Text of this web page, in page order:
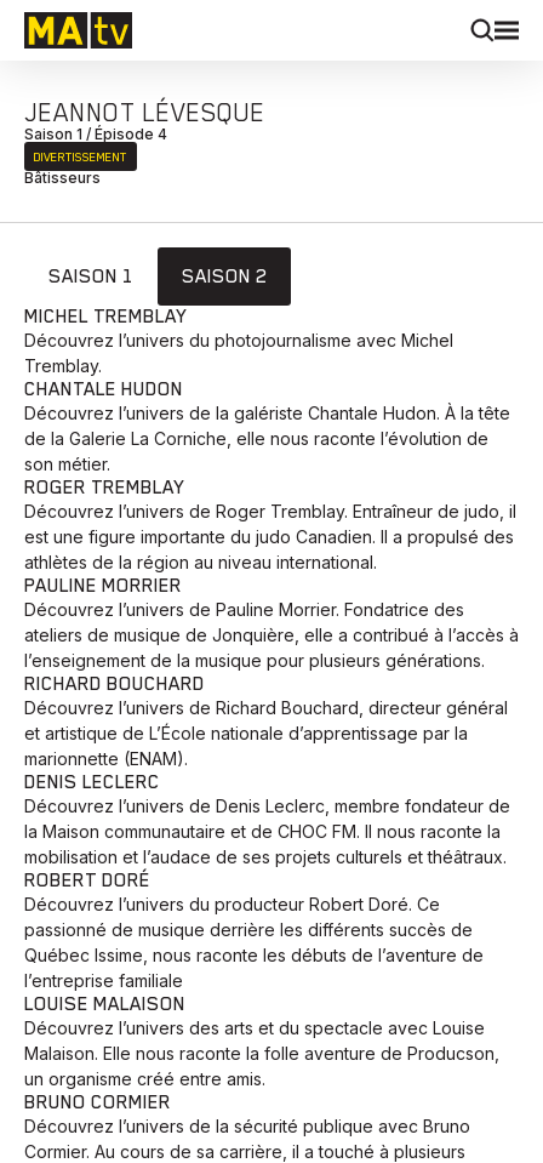
JEANNOT LÉVESQUE
Saison 1 / Épisode 4
DIVERTISSEMENT
Bâtisseurs
SAISON 1
SAISON 2
MICHEL TREMBLAY
Découvrez l’univers du photojournalisme avec Michel
Tremblay.
CHANTALE HUDON
Découvrez l’univers de la galériste Chantale Hudon. À la tête
de la Galerie La Corniche, elle nous raconte l’évolution de
son métier.
ROGER TREMBLAY
Découvrez l’univers de Roger Tremblay. Entraîneur de judo, il
est une figure importante du judo Canadien. Il a propulsé des
athlètes de la région au niveau international.
PAULINE MORRIER
Découvrez l’univers de Pauline Morrier. Fondatrice des
ateliers de musique de Jonquière, elle a contribué à l’accès à
l’enseignement de la musique pour plusieurs générations.
RICHARD BOUCHARD
Découvrez l’univers de Richard Bouchard, directeur général
et artistique de L’École nationale d’apprentissage par la
marionnette (ENAM).
DENIS LECLERC
Découvrez l’univers de Denis Leclerc, membre fondateur de
la Maison communautaire et de CHOC FM. Il nous raconte la
mobilisation et l’audace de ses projets culturels et théâtraux.
ROBERT DORÉ
Découvrez l’univers du producteur Robert Doré. Ce
passionné de musique derrière les différents succès de
Québec Issime, nous raconte les débuts de l’aventure de
l’entreprise familiale
LOUISE MALAISON
Découvrez l’univers des arts et du spectacle avec Louise
Malaison. Elle nous raconte la folle aventure de Producson,
un organisme créé entre amis.
BRUNO CORMIER
Découvrez l’univers de la sécurité publique avec Bruno
Cormier. Au cours de sa carrière, il a touché à plusieurs